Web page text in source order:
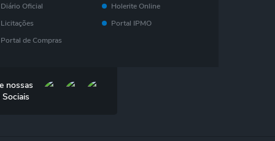
Diário Oficial
Licitações
Portal de Compras
Eletrônica - NF- e
IPTU
Holerite Online
Portal IPMO
nossas
Sociais